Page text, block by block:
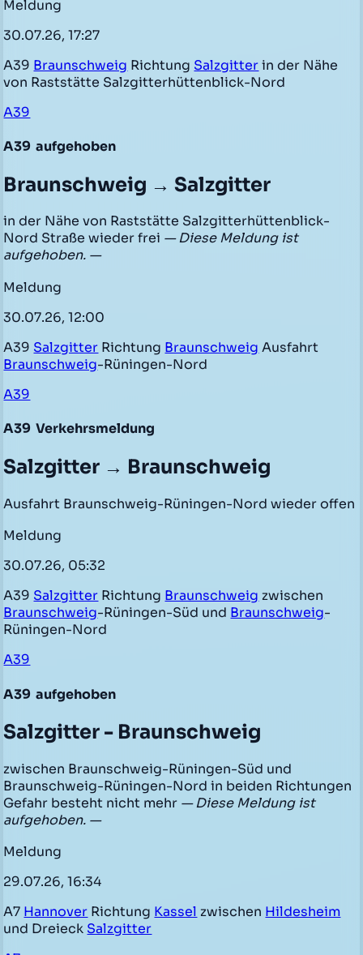
Meldung
30.07.26, 17:27
A39 Braunschweig Richtung Salzgitterin der Nähe
von Raststätte Salzgitterhüttenblick-Nord
A39
A39 aufgehoben
Braunschweig → Salzgitter
in der Nähe von Raststätte Salzgitterhüttenblick-
Nord Straße wieder frei — Diese Meldung ist
aufgehoben. —
Meldung
30.07.26, 12:00
A39 Salzgitter Richtung Braunschweig Ausfahrt
Braunschweig-Rüningen-Nord
A39
A39 Verkehrsmeldung
Salzgitter → Braunschweig
Ausfahrt Braunschweig-Rüningen-Nord wieder offen
Meldung
30.07.26, 05:32
A39 Salzgitter Richtung Braunschweig zwischen
Braunschweig-Rüningen-Süd und Braunschweig-
Rüningen-Nord
A39
A39 aufgehoben
Salzgitter - Braunschweig
zwischen Braunschweig-Rüningen-Süd und
Braunschweig-Rüningen-Nord in beiden Richtungen
Gefahr besteht nicht mehr — Diese Meldung ist
aufgehoben. —
Meldung
29.07.26, 16:34
A7 Hannover Richtung Kassel zwischen Hildesheim
und Dreieck Salzgitter